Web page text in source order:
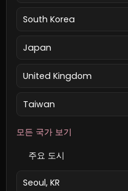
South Korea
Japan
United Kingdom
Taiwan
모든 국가 보기
주요 도시
Seoul, KR